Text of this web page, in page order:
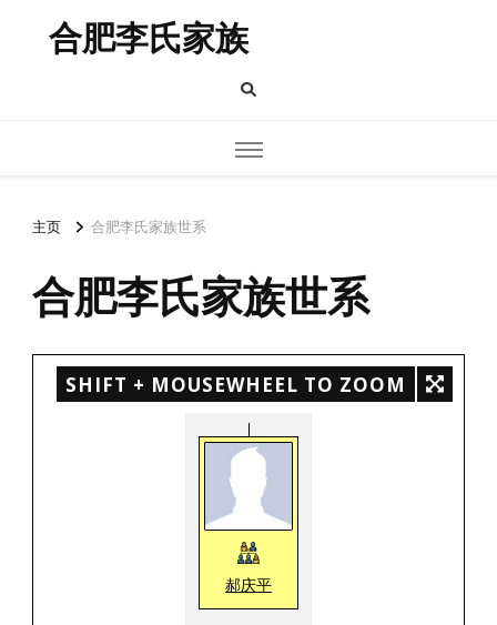
合肥李氏家族
主页 合肥李氏家族世系
合肥李氏家族世系
SHIFT + MOUSEWHEEL TO ZOOM
郝庆平